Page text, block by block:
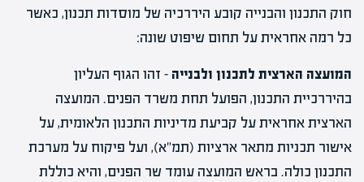
חוק התכנון והבנייה קובע היררכיה של מוסדות תכנון, כאשר
כל רמה אחראית על תחום שיפוט שונה:
המועצה הארצית לתכנון ולבנייה – זהו הגוף העליון
בהיררכיית התכנון, הפועל תחת משרד הפנים. המועצה
הארצית אחראית על קביעת מדיניות התכנון הלאומית, על
אישור תכניות מתאר ארציות (תמ"א), ועל פיקוח על מערכת
התכנון כולה. בראש המועצה עומד שר הפנים, והיא כוללת